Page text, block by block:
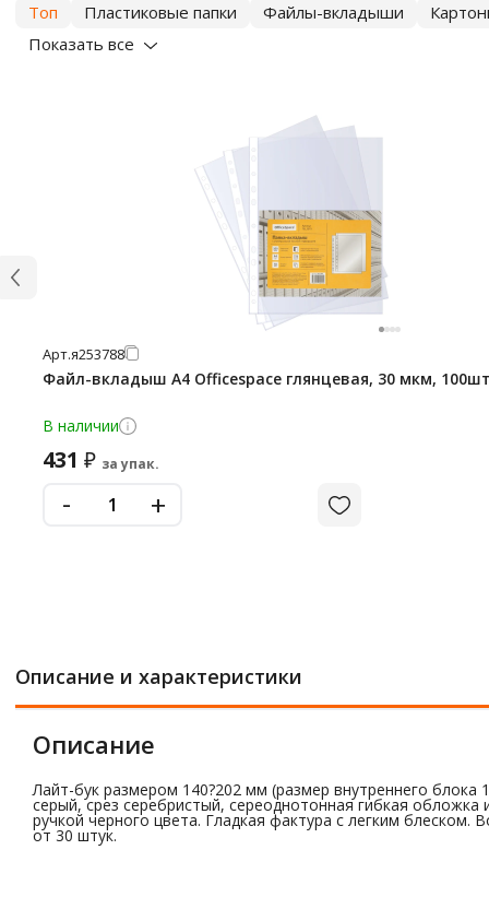
Топ Пластиковые папки Файлы-вкладыши
Показать все
Арт.я253788
Файл-вкладыш А4 Officespace глянцевая, 30 мкм,
В наличии
431 ₽ за упак.
- +
Описание и характеристики
Описание
Лайт-бук размером 140?202 мм (размер внутреннего
серый, срез серебристый, сереоднотонная гибкая
ручкой черного цвета. Гладкая фактура с легким
от 30 штук.